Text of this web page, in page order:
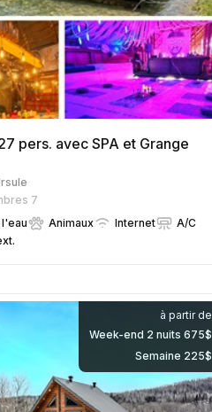
pers. avec SPA et Grange
7
Animaux Internet
A/C
à partir de
Week-end 2 nuits 675$
Semaine 225$